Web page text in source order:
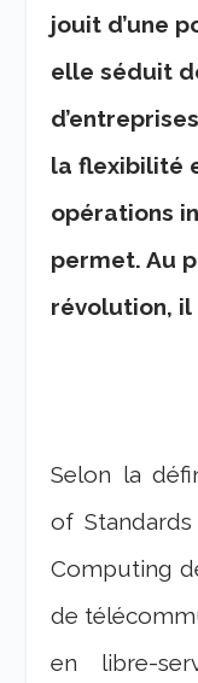
jouit d’une
elle séduit
la flexibilité
opérations
permet. Au
révolution, il
Selon la
of
Computing
de
en libre-